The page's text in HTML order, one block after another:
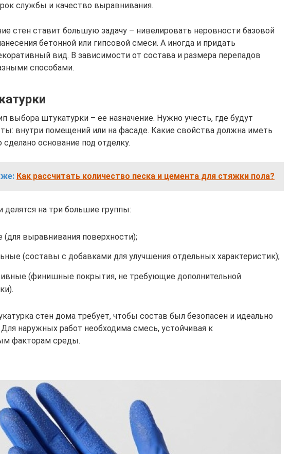
службы и качество выравнивания.
стен ставит большую задачу – нивелировать неровности базовой
бетонной или гипсовой смеси. А иногда и придать
вид. В зависимости от состава и размера перепадов
способами.
выбора штукатурки – ее назначение. Нужно учесть, где будут
внутри помещений или на фасаде. Какие свойства должна иметь
сделано основание под отделку.
Как рассчитать количество песка и цемента для стяжки пола?
делятся на три большие группы:
(для выравнивания поверхности);
(составы с добавками для улучшения отдельных характеристик);
(финишные покрытия, не требующие дополнительной
стен дома требует, чтобы состав был безопасен и идеально
Для наружных работ необходима смесь, устойчивая к
факторам среды.